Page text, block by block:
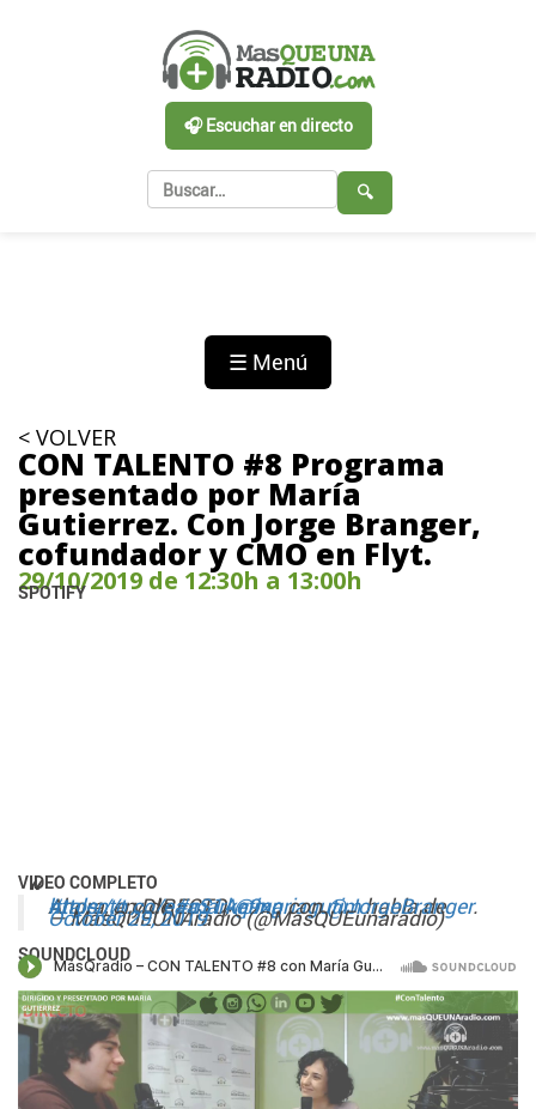
🎧 Escuchar en directo
🔍
☰ Menú
< VOLVER
CON TALENTO #8 Programa
presentado por María
Gutierrez. Con Jorge Branger,
cofundador y CMO en Flyt.
29/10/2019 de 12:30h a 13:00h
SPOTIFY
VIDEO COMPLETO
Ahora, en DIRECTO,@mariagutimhabla de
#talentoy de#marketingcon@JorgeBranger.
https://t.co/eaaS1Aq9xp
— MasQUEUNAradio (@MasQUEunaradio)
October 29, 2019
SOUNDCLOUD